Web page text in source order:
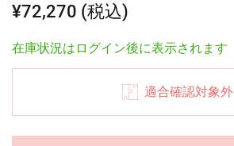
¥72,270 (税込)
在庫状況はログイン後に表示されます
適合確認対象外